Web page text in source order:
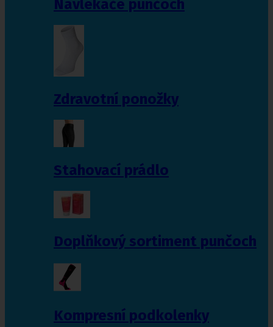
Navlékače punčoch
Zdravotní ponožky
Stahovací prádlo
Doplňkový sortiment punčoch
Kompresní podkolenky